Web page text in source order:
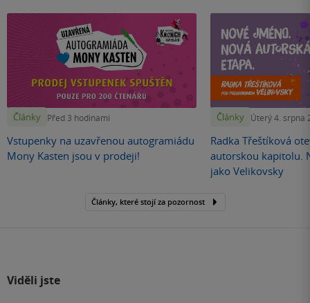
Články Před 3 hodinami
Vstupenky na uzavřenou autogramiádu
Mony Kasten jsou v prodeji!
Články Úterý 4. srpna
Radka Třeštíková
autorskou kapitolu.
jako Velikovsky
Články, které stojí za pozornost
Viděli jste